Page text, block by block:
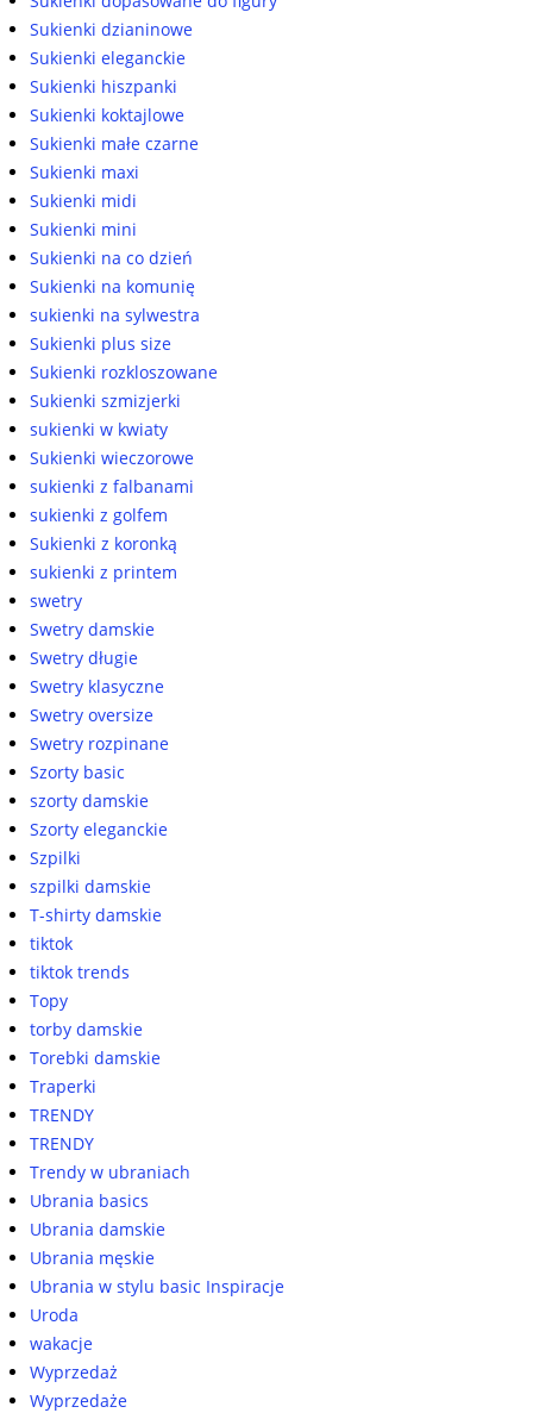
Sukienki dzianinowe
Sukienki eleganckie
Sukienki hiszpanki
Sukienki koktajlowe
Sukienki małe czarne
Sukienki maxi
Sukienki midi
Sukienki mini
Sukienki na co dzień
Sukienki na komunię
sukienki na sylwestra
Sukienki plus size
Sukienki rozkloszowane
Sukienki szmizjerki
sukienki w kwiaty
Sukienki wieczorowe
sukienki z falbanami
sukienki z golfem
Sukienki z koronką
sukienki z printem
swetry
Swetry damskie
Swetry długie
Swetry klasyczne
Swetry oversize
Swetry rozpinane
Szorty basic
szorty damskie
Szorty eleganckie
Szpilki
szpilki damskie
T-shirty damskie
tiktok
tiktok trends
Topy
torby damskie
Torebki damskie
Traperki
TRENDY
TRENDY
Trendy w ubraniach
Ubrania basics
Ubrania damskie
Ubrania męskie
Ubrania w stylu basic Inspiracje
Uroda
wakacje
Wyprzedaż
Wyprzedaże